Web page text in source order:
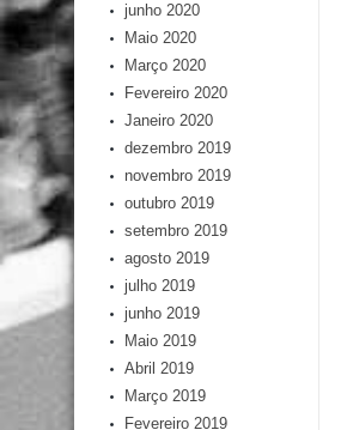
junho 2020
Maio 2020
Março 2020
Fevereiro 2020
Janeiro 2020
dezembro 2019
novembro 2019
outubro 2019
setembro 2019
agosto 2019
julho 2019
junho 2019
Maio 2019
Abril 2019
Março 2019
Fevereiro 2019